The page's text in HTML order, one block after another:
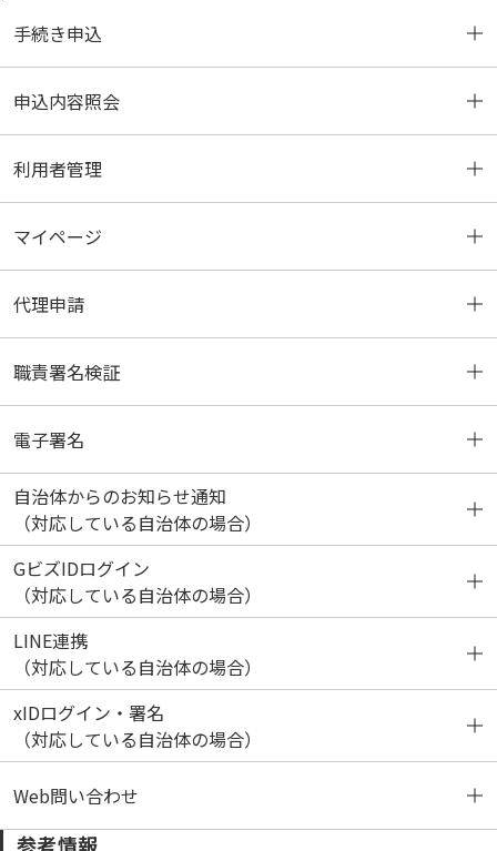
手続き申込
手続き一覧と申込
手続き一覧検索と並べ替え
手続き申込(ログインしない場合)
手続き申込(ログインする場合)
手続き申込(電子納付：ログインしない場合)
手続き申込(電子納付：ログインする場合)
申込内容照会
申込内容照会と登録
申込一覧検索と並べ替え
申込照会認証
申込変更
申込取下げ
再申込
利用者管理
ログインとログアウト
ログイン認証
ログアウト
利用者情報登録
利用者情報登録
パスワード再設定
利用者情報変更
メールアドレス変更
その他の情報の変更
マイページ
マイページ画面の説明
お気に入り手続きの登録
お気に入り手続きの削除
代理申請
代理申請とは
委任状申込
委任内容照会
委任状照会
委任状修正
委任状取下げ
代理申請の申込
職責署名検証
職責署名検証
申請者自身による職責署名検証
申請者以外の方による職責署名検証
電子署名
動作環境と事前準備
利用者クライアントソフト確認とインストール方法に
ついて
電子署名手続きの申込（パソコンの場合）
電子署名環境の確認
公的個人認証による証明書の電子署名
自治体からのお知らせ通知
（対応している自治体の場合）
お知らせ通知
お知らせ通知の受け取り設定・変更
お知らせ通知の受け取り・確認
GビズIDログイン
（対応している自治体の場合）
ログインとログアウト
ログイン認証
ログアウト
LINE連携
（対応している自治体の場合）
動作環境
LINEログイン
xIDログイン・署名
（対応している自治体の場合）
動作環境
Web問い合わせ
参考情報